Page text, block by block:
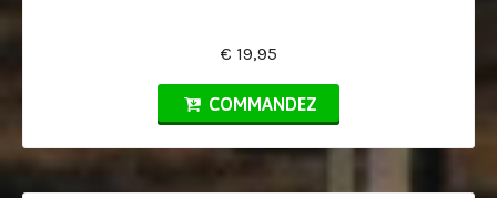
€ 19,95
COMMANDEZ